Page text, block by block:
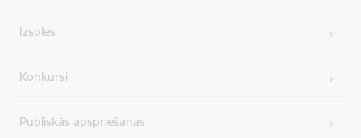
Izsoles
Konkursi
Publiskās apspriešanas